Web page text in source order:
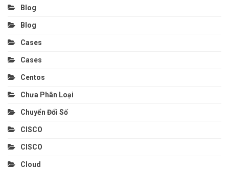
Blog
Blog
Cases
Cases
Centos
Chưa Phân Loại
Chuyển Đổi Số
CISCO
CISCO
Cloud